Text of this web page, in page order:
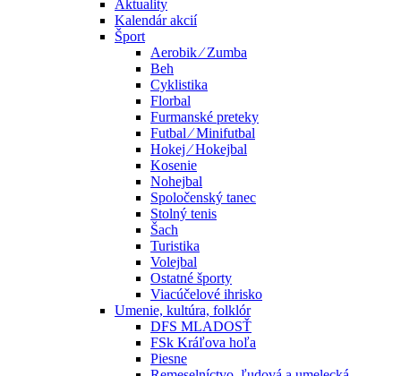
Aktuality
Kalendár akcií
Šport
Aerobik ⁄ Zumba
Beh
Cyklistika
Florbal
Furmanské preteky
Futbal ⁄ Minifutbal
Hokej ⁄ Hokejbal
Kosenie
Nohejbal
Spoločenský tanec
Stolný tenis
Šach
Turistika
Volejbal
Ostatné športy
Viacúčelové ihrisko
Umenie, kultúra, folklór
DFS MLADOSŤ
FSk Kráľova hoľa
Piesne